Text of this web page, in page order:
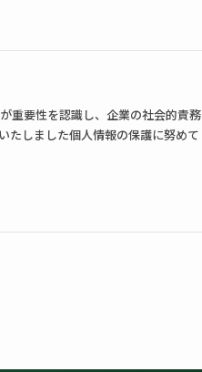
重要性を認識し、企業の社会的責務
たしました個人情報の保護に努めて